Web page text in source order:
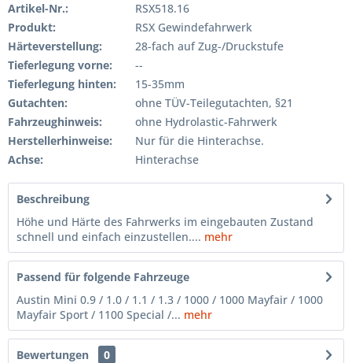
Artikel-Nr.:
RSX518.16
Produkt:
RSX Gewindefahrwerk
Härteverstellung:
28-fach auf Zug-/Druckstufe
Tieferlegung vorne:
--
Tieferlegung hinten:
15-35mm
Gutachten:
ohne TÜV-Teilegutachten, §21
Fahrzeughinweis:
ohne Hydrolastic-Fahrwerk
Herstellerhinweise:
Nur für die Hinterachse.
Achse:
Hinterachse
Beschreibung
Höhe und Härte des Fahrwerks im eingebauten Zustand
schnell und einfach einzustellen.... mehr
Passend für folgende Fahrzeuge
Austin Mini 0.9 / 1.0 / 1.1 / 1.3 / 1000 / 1000 Mayfair / 1000
Mayfair Sport / 1100 Special /... mehr
Bewertungen
0